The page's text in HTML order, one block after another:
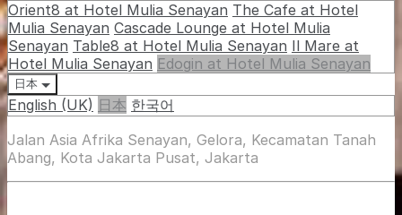
Orient8 at Hotel Mulia Senayan The Cafe at Hotel
Mulia Senayan Cascade Lounge at Hotel Mulia
Senayan Table8 at Hotel Mulia Senayan Il Mare at
Hotel Mulia Senayan Edogin at Hotel Mulia Senayan
日本
English (UK) 日本 한국어
Jalan Asia Afrika Senayan, Gelora, Kecamatan Tanah
Abang, Kota Jakarta Pusat, Jakarta